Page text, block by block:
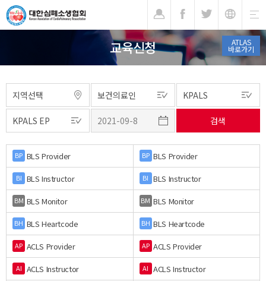
ATLAS
바로가기
교육신청
BP BLS Provider BP BLS Provider
BI BLS Instructor BI BLS Instructor
BM BLS Monitor BM BLS Monitor
BH BLS Heartcode BH BLS Heartcode
AP ACLS Provider AP ACLS Provider
AI ACLS Instructor AI ACLS Instructor